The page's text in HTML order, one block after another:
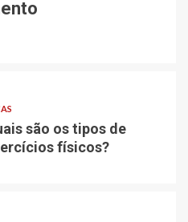
são os tipos de
físicos?